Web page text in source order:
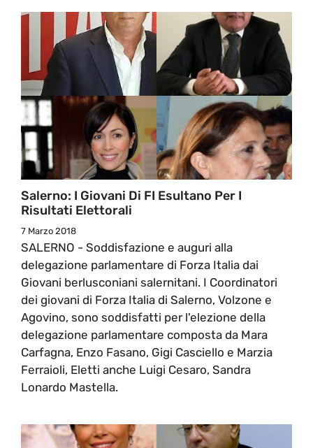
Salerno: I Giovani Di FI Esultano Per I
Risultati Elettorali
7 Marzo 2018
SALERNO - Soddisfazione e auguri alla
delegazione parlamentare di Forza Italia dai
Giovani berlusconiani salernitani. I Coordinatori
dei giovani di Forza Italia di Salerno, Volzone e
Agovino, sono soddisfatti per l'elezione della
delegazione parlamentare composta da Mara
Carfagna, Enzo Fasano, Gigi Casciello e Marzia
Ferraioli, Eletti anche Luigi Cesaro, Sandra
Lonardo Mastella.